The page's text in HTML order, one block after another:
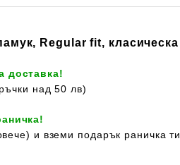
Regular fit,
доставка!
над 50 лв)
и вземи подарък раничка